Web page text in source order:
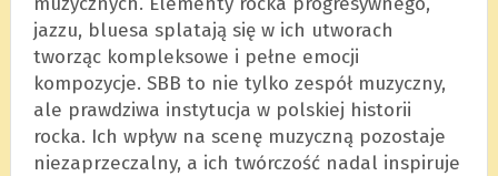
jazzu, bluesa splatają się w ich utworach
tworząc kompleksowe i pełne emocji
kompozycje. SBB to nie tylko zespół muzyczny,
ale prawdziwa instytucja w polskiej historii
rocka. Ich wpływ na scenę muzyczną pozostaje
niezaprzeczalny, a ich twórczość nadal inspiruje